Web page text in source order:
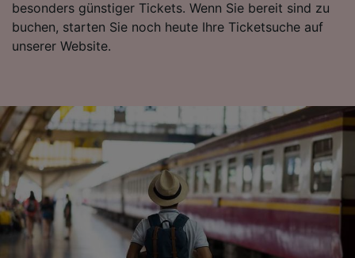
besonders günstiger Tickets. Wenn Sie bereit sind zu
buchen, starten Sie noch heute Ihre Ticketsuche auf
unserer Website.